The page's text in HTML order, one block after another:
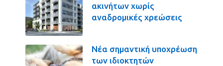
ακινήτων χωρίς
αναδρομικές χρεώσεις
Νέα σημαντική υποχρέωση
των ιδιοκτητών